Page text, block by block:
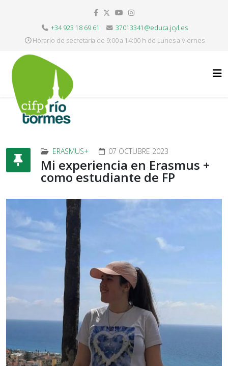
+34 923 18 69 61
37013341@educa.jcyl.es
Horario de secretaría de 9:00 a 14:00 h de Lunes a Viernes
ERASMUS+ 07 OCTUBRE 2023
Mi experiencia en Erasmus +
como estudiante de FP